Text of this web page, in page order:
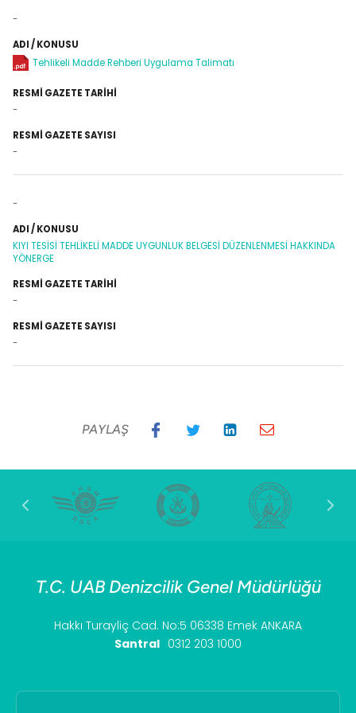
-
Tehlikeli Madde Rehberi Uygulama Talimatı
-
-
-
KIYI TESİSİ TEHLİKELİ MADDE UYGUNLUK BELGESİ DÜZENLENMESİ HAKKINDA
YÖNERGE
-
-
PAYLAŞ
T.C. UAB Denizcilik Genel Müdürlüğü
Hakkı Turayliç Cad. No:5 06338 Emek ANKARA
Santral 0312 203 1000